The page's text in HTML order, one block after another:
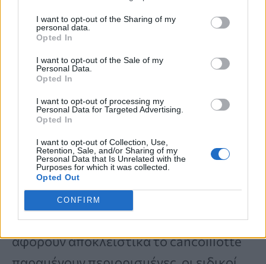
I want to opt-out of the Sharing of my
personal data.
Opted In
I want to opt-out of the Sale of my
Personal Data.
Opted In
I want to opt-out of processing my
Personal Data for Targeted Advertising.
Opted In
I want to opt-out of Collection, Use,
Retention, Sale, and/or Sharing of my
Personal Data that Is Unrelated with the
Purposes for which it was collected.
Opted Out
CONFIRM
γραμμάρια λιπαρών και έξι γραμμάρια
πρωτεΐνης.
Το νόστιμο τυρί με την περισσότερη
πρωτεΐνη και τις λιγότερες θερμίδες,
σύμφωνα με ειδικό
Μπορεί να βοηθήσει στην
απώλεια βάρους;
Αν και οι επιστημονικές μελέτες που
αφορούν αποκλειστικά το cancoillotte